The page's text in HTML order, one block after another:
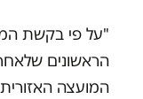
"על פי בקשת
הראשונים
המועצה